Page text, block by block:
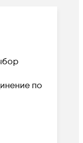
по